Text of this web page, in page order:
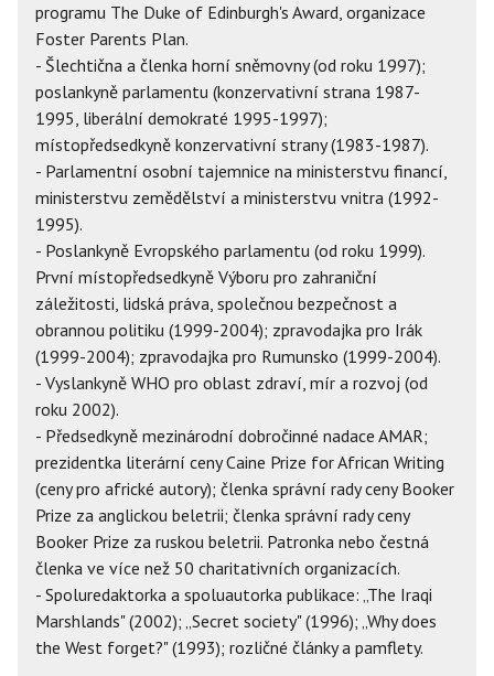
programu The Duke of Edinburgh's Award, organizace
Foster Parents Plan.
- Šlechtična a členka horní sněmovny (od roku 1997);
poslankyně parlamentu (konzervativní strana 1987-
1995, liberální demokraté 1995-1997);
místopředsedkyně konzervativní strany (1983-1987).
- Parlamentní osobní tajemnice na ministerstvu financí,
ministerstvu zemědělství a ministerstvu vnitra (1992-
1995).
- Poslankyně Evropského parlamentu (od roku 1999).
První místopředsedkyně Výboru pro zahraniční
záležitosti, lidská práva, společnou bezpečnost a
obrannou politiku (1999-2004); zpravodajka pro Irák
(1999-2004); zpravodajka pro Rumunsko (1999-2004).
- Vyslankyně WHO pro oblast zdraví, mír a rozvoj (od
roku 2002).
- Předsedkyně mezinárodní dobročinné nadace AMAR;
prezidentka literární ceny Caine Prize for African Writing
(ceny pro africké autory); členka správní rady ceny Booker
Prize za anglickou beletrii; členka správní rady ceny
Booker Prize za ruskou beletrii. Patronka nebo čestná
členka ve více než 50 charitativních organizacích.
- Spoluredaktorka a spoluautorka publikace: „The Iraqi
Marshlands" (2002); „Secret society" (1996); „Why does
the West forget?" (1993); rozličné články a pamflety.